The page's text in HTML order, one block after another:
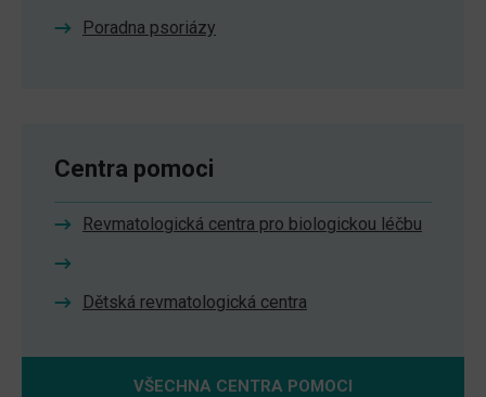
Poradna psoriázy
Centra pomoci
Revmatologická centra pro biologickou léčbu
Dětská revmatologická centra
VŠECHNA CENTRA POMOCI